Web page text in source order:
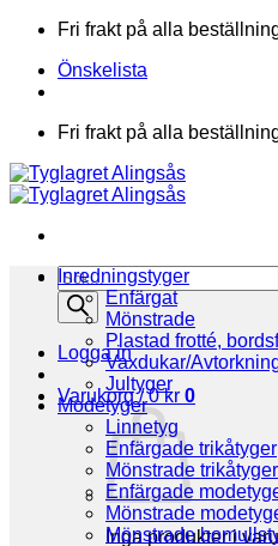
Skip
content
Fri frakt på alla
Önskelista
Fri frakt på alla
Products
search
Logga in
Varukorg /0kr 0
Inga produkter i
Inredningstyger
Enfärgat
Mönstrade
Plastad frotté,
Vaxdukar/
Jultyger
Modetyger
Linnetyg
Enfärgade trikåtyger
Mönstrade trikåtyger
Enfärgade
Mönstrade
Mönstrade